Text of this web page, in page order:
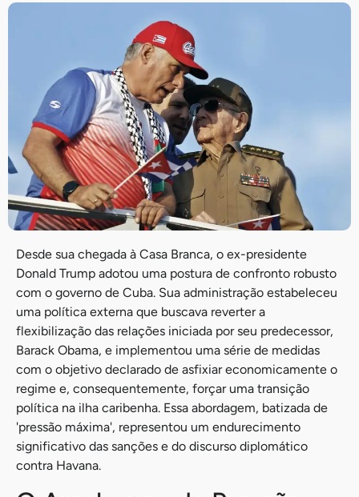
Desde sua chegada à Casa Branca, o ex-presidente
Donald Trump adotou uma postura de confronto robusto
com o governo de Cuba. Sua administração estabeleceu
uma política externa que buscava reverter a
flexibilização das relações iniciada por seu predecessor,
Barack Obama, e implementou uma série de medidas
com o objetivo declarado de asfixiar economicamente o
regime e, consequentemente, forçar uma transição
política na ilha caribenha. Essa abordagem, batizada de
'pressão máxima', representou um endurecimento
significativo das sanções e do discurso diplomático
contra Havana.